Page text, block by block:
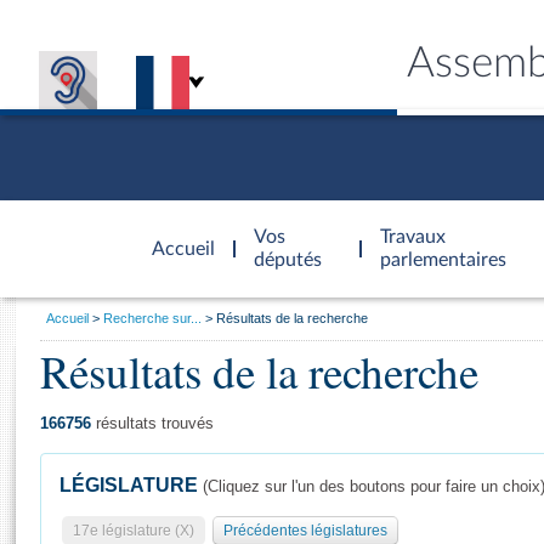
Accueil
d'accueil
Vos
députés
Travaux
parlementaires
Général
Vous
Accueil Recherche sur... Résultats de la recherche
Résultats de la recherche
166756 résultats trouvés
LÉGISLATURE (Cliquez sur l'un des boutons pour faire un choix)
17e législature (X) Précédentes législatures